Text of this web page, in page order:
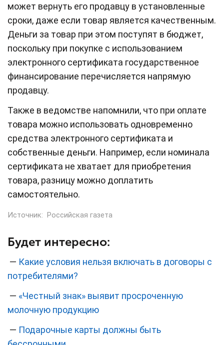
может вернуть его продавцу в установленные
сроки, даже если товар является качественным.
Деньги за товар при этом поступят в бюджет,
поскольку при покупке с использованием
электронного сертификата государственное
финансирование перечисляется напрямую
продавцу.
Также в ведомстве напомнили, что при оплате
товара можно использовать одновременно
средства электронного сертификата и
собственные деньги. Например, если номинала
сертификата не хватает для приобретения
товара, разницу можно доплатить
самостоятельно.
Источник: Российская газета
Будет интересно:
— Какие условия нельзя включать в договоры с
потребителями?
— «Честный знак» выявит просроченную
молочную продукцию
— Подарочные карты должны быть